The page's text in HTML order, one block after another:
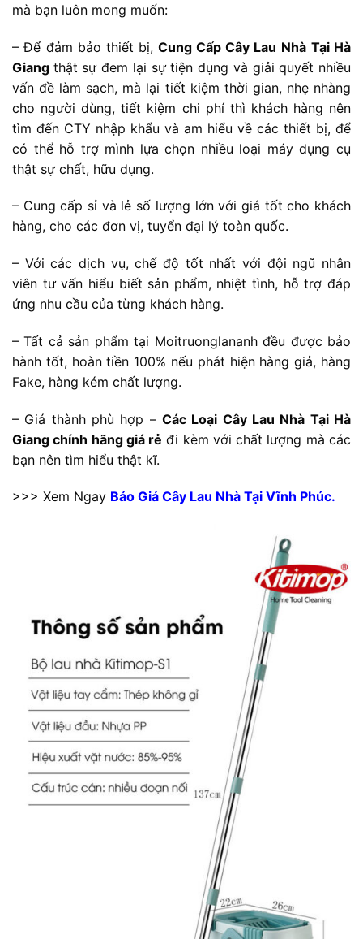
mà bạn luôn mong muốn:
– Để đảm bảo thiết bị, Cung Cấp Cây Lau Nhà Tại Hà
Giang thật sự đem lại sự tiện dụng và giải quyết nhiều
vấn đề làm sạch, mà lại tiết kiệm thời gian, nhẹ nhàng
cho người dùng, tiết kiệm chi phí thì khách hàng nên
tìm đến CTY nhập khẩu và am hiểu về các thiết bị, để
có thể hỗ trợ mình lựa chọn nhiều loại máy dụng cụ
thật sự chất, hữu dụng.
– Cung cấp sỉ và lẻ số lượng lớn với giá tốt cho khách
hàng, cho các đơn vị, tuyển đại lý toàn quốc.
– Với các dịch vụ, chế độ tốt nhất với đội ngũ nhân
viên tư vấn hiểu biết sản phẩm, nhiệt tình, hỗ trợ đáp
ứng nhu cầu của từng khách hàng.
– Tất cả sản phẩm tại Moitruonglananh đều được bảo
hành tốt, hoàn tiền 100% nếu phát hiện hàng giả, hàng
Fake, hàng kém chất lượng.
– Giá thành phù hợp – Các Loại Cây Lau Nhà Tại Hà
Giang chính hãng giá rẻ đi kèm với chất lượng mà các
bạn nên tìm hiểu thật kĩ.
>>> Xem Ngay Báo Giá Cây Lau Nhà Tại Vĩnh Phúc.